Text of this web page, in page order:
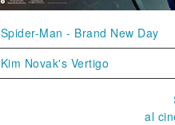
Spider-Man - Brand New Day
Kim Novak's Vertigo
al